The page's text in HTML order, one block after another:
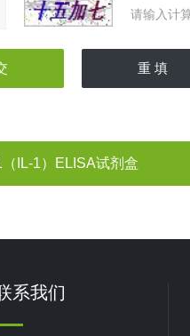
请输入计
IL-1）ELISA试剂盒
系我们